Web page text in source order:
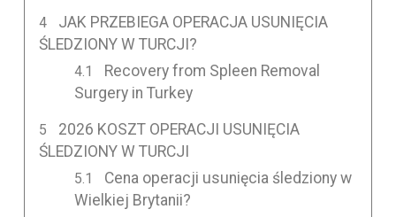
JAK PRZEBIEGA OPERACJA USUNIĘCIA
ŚLEDZIONY W TURCJI?
Recovery from Spleen Removal
Surgery in Turkey
2026 KOSZT OPERACJI USUNIĘCIA
ŚLEDZIONY W TURCJI
Cena operacji usunięcia śledziony w
Wielkiej Brytanii?